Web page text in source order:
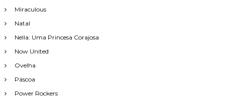
Miraculous
Natal
Nella: Uma Princesa Corajosa
Now United
Ovelha
Páscoa
Power Rockers